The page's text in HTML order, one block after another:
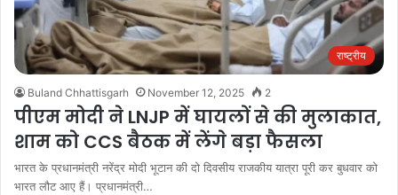
राष्ट्रीय
Buland Chhattisgarh November 12, 2025 2
पीएम मोदी ने LNJP में घायलों से की मुलाकात,
शाम को CCS बैठक में लेंगे बड़ा फैसला
भारत के प्रधानमंत्री नरेंद्र मोदी भूटान की दो दिवसीय राजकीय यात्रा पूरी कर बुधवार को
भारत लौट आए हैं। प्रधानमंत्री…